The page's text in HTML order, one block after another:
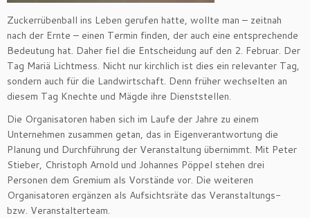
Zuckerrübenball ins Leben gerufen hatte, wollte man – zeitnah
nach der Ernte – einen Termin finden, der auch eine entsprechende
Bedeutung hat. Daher fiel die Entscheidung auf den 2. Februar. Der
Tag Mariä Lichtmess. Nicht nur kirchlich ist dies ein relevanter Tag,
sondern auch für die Landwirtschaft. Denn früher wechselten an
diesem Tag Knechte und Mägde ihre Dienststellen.
Die Organisatoren haben sich im Laufe der Jahre zu einem
Unternehmen zusammen getan, das in Eigenverantwortung die
Planung und Durchführung der Veranstaltung übernimmt. Mit Peter
Stieber, Christoph Arnold und Johannes Pöppel stehen drei
Personen dem Gremium als Vorstände vor. Die weiteren
Organisatoren ergänzen als Aufsichtsräte das Veranstaltungs-
bzw. Veranstalterteam.